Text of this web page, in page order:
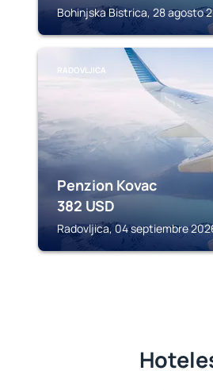
Bohinjska Bistrica, 28 agosto
RADOVLJICA
Penzion Kovac
382 USD
Radovljica, 04 septiembre